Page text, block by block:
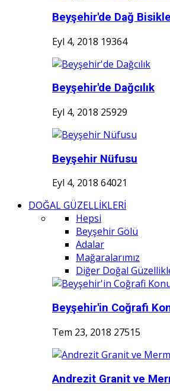
Beyşehir'de Dağ
Eyl 4, 2018 19364
Beyşehir'de Dağcılık
Eyl 4, 2018 25929
Beyşehir Nüfusu
Eyl 4, 2018 64021
DOĞAL GÜZELLİKLERİ
Hepsi
Beyşehir Gölü
Adalar
Mağaralarımız
Diğer Doğal
Beyşehir'in Coğrafi
Tem 23, 2018 27515
Andrezit Granit ve